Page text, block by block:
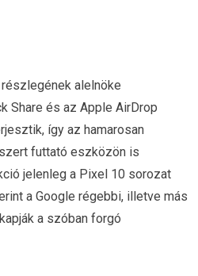
alelnöke
Share és az Apple AirDrop
így az hamarosan
futtató eszközön is
jelenleg a Pixel 10 sorozat
a Google régebbi, illetve más
a szóban forgó